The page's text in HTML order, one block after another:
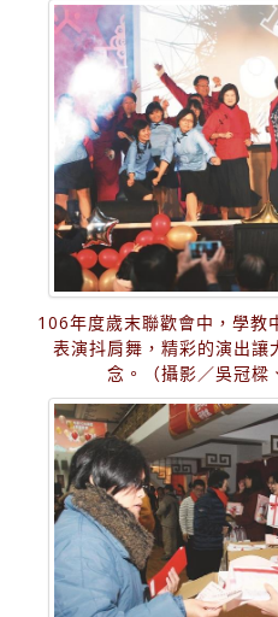
106年度歲末聯歡會中，學教
表演抖肩舞，精彩的演出讓
念。（攝影／吳冠樑